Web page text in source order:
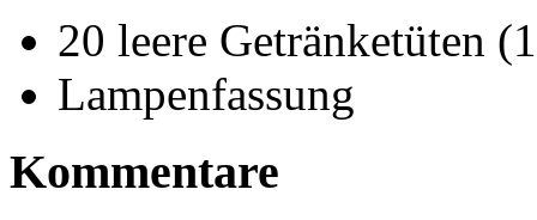
20 leere Getränketüten
Lampenfassung
Kommentare